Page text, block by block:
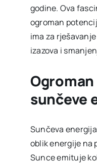
godine. Ova
ogroman
ima za
izazova i
sunčeve
Sunčeva
oblik energije na
Sunce emituje